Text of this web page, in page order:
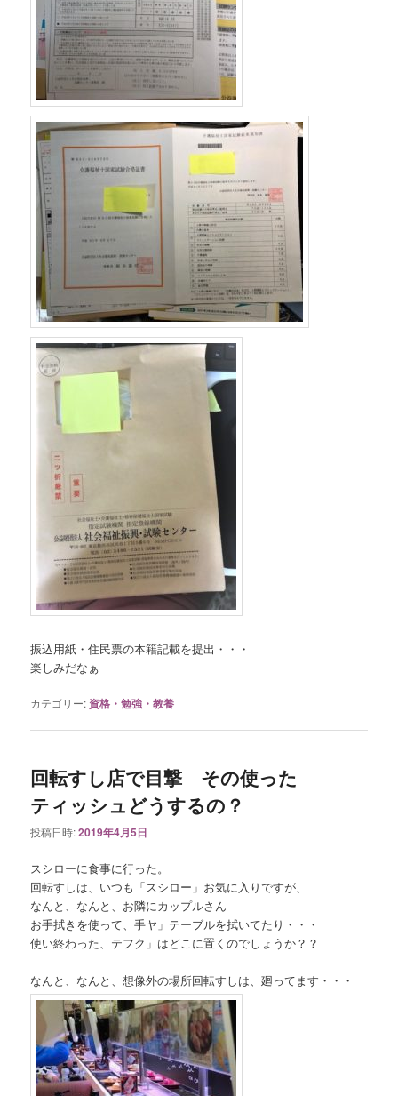
振込用紙・住民票の本籍記載を提出・・・
楽しみだなぁ
カテゴリー: 資格・勉強・教養
回転すし店で目撃 その使った
ティッシュどうするの？
投稿日時:2019年4月5日
スシローに食事に行った。
回転すしは、いつも「スシロー」お気に入りですが、
なんと、なんと、お隣にカップルさん
お手拭きを使って、手ヤ」テーブルを拭いてたり・・・
使い終わった、テフク」はどこに置くのでしょうか？？
なんと、なんと、想像外の場所回転すしは、廻ってます・・・